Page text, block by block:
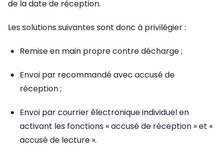
de la date de réception.
Les solutions suivantes sont donc à privilégier :
Remise en main propre contre décharge ;
Envoi par recommandé avec accusé de
réception ;
Envoi par courrier électronique individuel en
activant les fonctions « accusé de réception » et «
accusé de lecture ».